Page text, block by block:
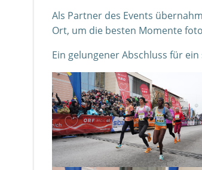
Als Partner des Events übernahm
Ort, um die besten Momente
Ein gelungener Abschluss für